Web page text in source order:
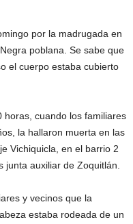
por la madrugada en
poblana. Se sabe que
el cuerpo estaba cubierto
horas, cuando los familiares
la hallaron muerta en las
Vichiquicla, en el barrio 2
junta auxiliar de Zoquitlán.
y vecinos que la
estaba rodeada de un